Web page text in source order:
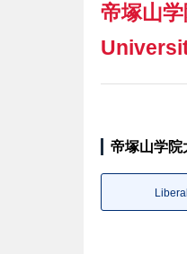
帝塚山
帝塚山学院